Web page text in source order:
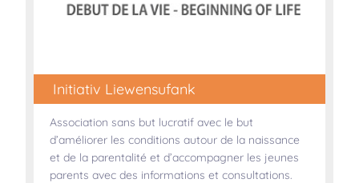
Initiativ Liewensufank
Association sans but lucratif avec le but
d’améliorer les conditions autour de la naissance
et de la parentalité et d’accompagner les jeunes
parents avec des informations et consultations.